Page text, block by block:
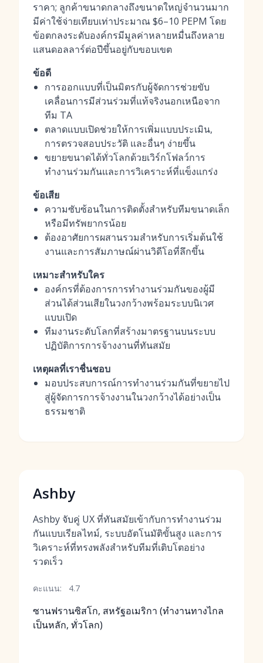
ราคา; ลูกค้าขนาดกลางถึงขนาดใหญ่จำนวนมาก
มีค่าใช้จ่ายเทียบเท่าประมาณ $6–10 PEPM โดย
ข้อตกลงระดับองค์กรมีมูลค่าหลายหมื่นถึงหลาย
แสนดอลลาร์ต่อปีขึ้นอยู่กับขอบเขต
ข้อดี
การออกแบบที่เป็นมิตรกับผู้จัดการช่วยขับ
เคลื่อนการมีส่วนร่วมที่แท้จริงนอกเหนือจาก
ทีม TA
ตลาดแบบเปิดช่วยให้การเพิ่มแบบประเมิน,
การตรวจสอบประวัติ และอื่นๆ ง่ายขึ้น
ขยายขนาดได้ทั่วโลกด้วยเวิร์กโฟลว์การ
ทำงานร่วมกันและการวิเคราะห์ที่แข็งแกร่ง
ข้อเสีย
ความซับซ้อนในการติดตั้งสำหรับทีมขนาดเล็ก
หรือมีทรัพยากรน้อย
ต้องอาศัยการผสานรวมสำหรับการเริ่มต้นใช้
งานและการสัมภาษณ์ผ่านวิดีโอที่ลึกขึ้น
เหมาะสำหรับใคร
องค์กรที่ต้องการการทำงานร่วมกันของผู้มี
ส่วนได้ส่วนเสียในวงกว้างพร้อมระบบนิเวศ
แบบเปิด
ทีมงานระดับโลกที่สร้างมาตรฐานบนระบบ
ปฏิบัติการการจ้างงานที่ทันสมัย
เหตุผลที่เราชื่นชอบ
มอบประสบการณ์การทำงานร่วมกันที่ขยายไป
สู่ผู้จัดการการจ้างงานในวงกว้างได้อย่างเป็น
ธรรมชาติ
Ashby
Ashby จับคู่ UX ที่ทันสมัยเข้ากับการทำงานร่วม
กันแบบเรียลไทม์, ระบบอัตโนมัติขั้นสูง และการ
วิเคราะห์ที่ทรงพลังสำหรับทีมที่เติบโตอย่าง
รวดเร็ว
คะแนน: 4.7
ซานฟรานซิสโก, สหรัฐอเมริกา (ทำงานทางไกล
เป็นหลัก, ทั่วโลก)